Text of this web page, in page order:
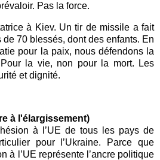
Pas la force.
à Kiev. Un tir de missile a fait
70 blessés, dont des enfants. En
pour la paix, nous défendons la
la vie, non pour la mort. Les
et dignité.
à l'élargissement)
à l’UE de tous les pays de
pour l’Ukraine. Parce que
à l’UE représente l’ancre politique